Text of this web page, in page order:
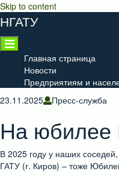
Skip to content
НГАТУ
Главная страница
Новости
Предприятиям и
23.11.2025
Пресс-служба
На юбилее
В 2025 году у наших
ГАТУ (г. Киров) – тоже